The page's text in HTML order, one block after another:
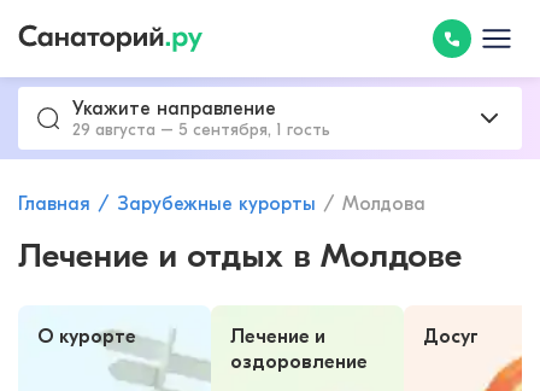
Укажите направление
29 августа – 5 сентября, 1 гость
Главная Зарубежные курорты Молдова
Лечение и отдых в Молдове
О курорте
Лечение и
оздоровление
Досуг